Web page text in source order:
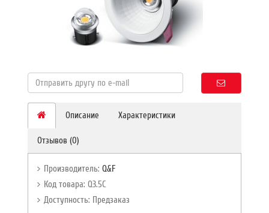
Описание Характеристики
Отзывов (0)
Производитель:Q&F
Код товара: Q3.5C
Доступность: Предзаказ